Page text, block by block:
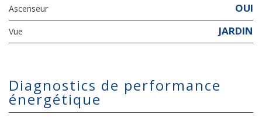
Ascenseur OUI
Vue JARDIN
diagnostics de performance
énergétique